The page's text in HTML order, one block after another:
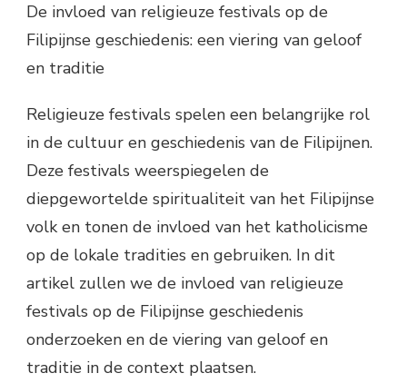
De invloed van religieuze festivals op de
Filipijnse geschiedenis: een viering van geloof
en traditie
Religieuze festivals spelen een belangrijke rol
in de cultuur en geschiedenis van de Filipijnen.
Deze festivals weerspiegelen de
diepgewortelde spiritualiteit van het Filipijnse
volk en tonen de invloed van het katholicisme
op de lokale tradities en gebruiken. In dit
artikel zullen we de invloed van religieuze
festivals op de Filipijnse geschiedenis
onderzoeken en de viering van geloof en
traditie in de context plaatsen.